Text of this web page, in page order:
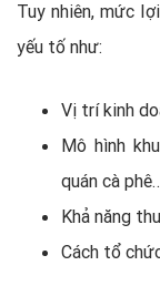
Tuy nhiên, mức
yếu tố như:
Vị trí kinh
Mô hình
quán cà
Khả năng
Cách tổ